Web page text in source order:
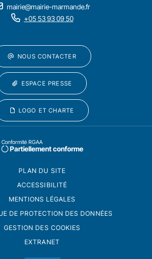
mairie@mairie-marmande.fr
+05 53 93 09 50
NOUS CONTACTER
ESPACE PRESSE
LOGO ET CHARTE
Conformité RGAA
Partiellement conforme
PLAN DU SITE
ACCESSIBILITÉ
MENTIONS LÉGALES
DE PROTECTION DES DONNÉES
GESTION DES COOKIES
EXTRANET